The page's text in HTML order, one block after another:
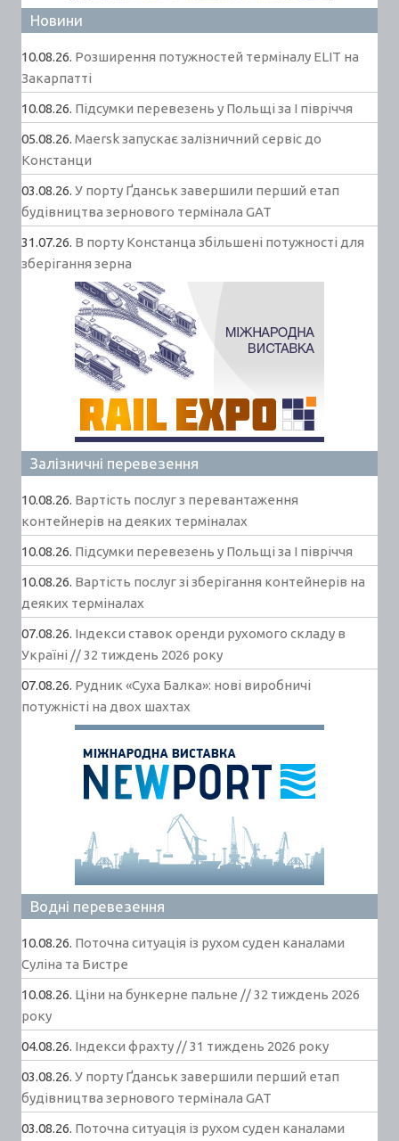
Новини
10.08.26. Розширення потужностей терміналу ELIT на
Закарпатті
10.08.26. Підсумки перевезень у Польщі за І півріччя
05.08.26. Maersk запускає залізничний сервіс до
Констанци
03.08.26. У порту Ґданськ завершили перший етап
будівництва зернового термінала GAT
31.07.26. В порту Констанца збільшені потужності для
зберігання зерна
Залізничні перевезення
10.08.26. Вартість послуг з перевантаження
контейнерів на деяких терміналах
10.08.26. Підсумки перевезень у Польщі за І півріччя
10.08.26. Вартість послуг зі зберігання контейнерів на
деяких терміналах
07.08.26. Індекси ставок оренди рухомого складу в
Україні // 32 тиждень 2026 року
07.08.26. Рудник «Суха Балка»: нові виробничі
потужністі на двох шахтах
Водні перевезення
10.08.26. Поточна ситуація із рухом суден каналами
Суліна та Бистре
10.08.26. Ціни на бункерне пальне // 32 тиждень 2026
року
04.08.26. Індекси фрахту // 31 тиждень 2026 року
03.08.26. У порту Ґданськ завершили перший етап
будівництва зернового термінала GAT
03.08.26. Поточна ситуація із рухом суден каналами